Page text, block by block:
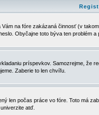
na fóre zakázaná činnosť (v
Obyčajne toto býva ten problém
príspevkov. Samozrejme,
Zaberie to len chvíľu.
len počas práce vo fóre. Toto má
atď.